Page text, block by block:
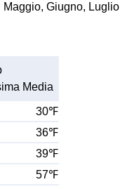
Giugno,
Media
30℉
36℉
39℉
57℉